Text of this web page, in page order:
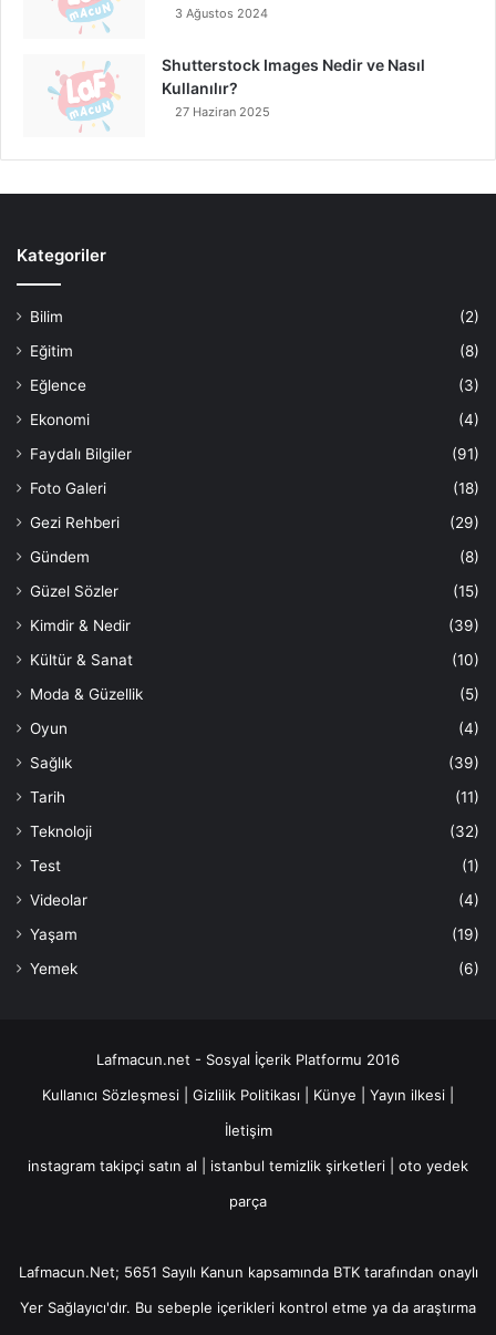
3 Ağustos 2024
Shutterstock Images Nedir ve Nasıl
Kullanılır?
27 Haziran 2025
Kategoriler
Bilim
(2)
Eğitim
(8)
Eğlence
(3)
Ekonomi
(4)
Faydalı Bilgiler
(91)
Foto Galeri
(18)
Gezi Rehberi
(29)
Gündem
(8)
Güzel Sözler
(15)
Kimdir & Nedir
(39)
Kültür & Sanat
(10)
Moda & Güzellik
(5)
Oyun
(4)
Sağlık
(39)
Tarih
(11)
Teknoloji
(32)
Test
(1)
Videolar
(4)
Yaşam
(19)
Yemek
(6)
Lafmacun.net - Sosyal İçerik Platformu 2016
Kullanıcı Sözleşmesi
Gizlilik Politikası Künye Yayın ilkesi
İletişim
instagram takipçi satın al
istanbul temizlik şirketleri
oto yedek
parça
Lafmacun.Net; 5651 Sayılı Kanun kapsamında BTK tarafından onaylı
Yer Sağlayıcı'dır. Bu sebeple içerikleri kontrol etme ya da araştırma